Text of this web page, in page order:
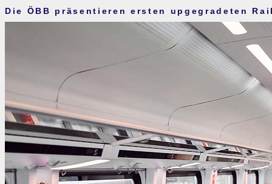
Die ÖBB präsentieren ersten upgegradeten